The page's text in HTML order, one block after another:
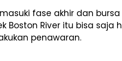
fase akhir dan
Boston River itu bisa saja
penawaran.